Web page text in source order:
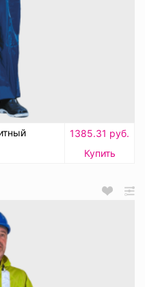
1385.31 руб.
Купить